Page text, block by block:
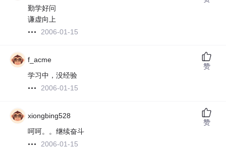
勤学好问
谦虚向上
2006-01-15
f_acme
学习中，没经验
2006-01-15
赞
xiongbing528
呵呵。。继续奋斗
2006-01-15
赞